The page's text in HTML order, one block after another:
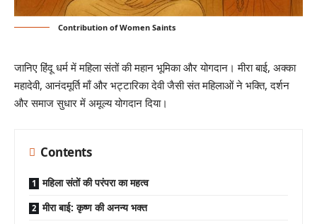
Contribution of Women Saints
जानिए हिंदू धर्म में महिला संतों की महान भूमिका और योगदान। मीरा बाई, अक्का
महादेवी, आनंदमूर्ति माँ और भट्टारिका देवी जैसी संत महिलाओं ने भक्ति, दर्शन
और समाज सुधार में अमूल्य योगदान दिया।
Contents
महिला संतों की परंपरा का महत्व
मीरा बाई: कृष्ण की अनन्य भक्त